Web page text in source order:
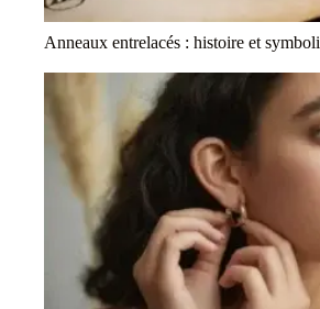
Anneaux entrelacés : histoire et